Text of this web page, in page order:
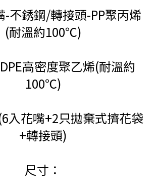
-不銹鋼/轉接頭-PP聚丙烯
(耐溫約100℃)
高密度聚乙烯(耐溫約
100℃)
入花嘴+2只拋棄式擠花袋
+轉接頭)
尺寸：